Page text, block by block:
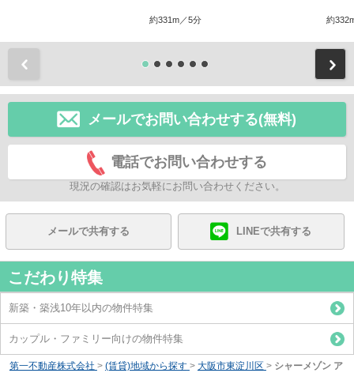
約331m／5分 約
メールでお問い合わせする(無料)
電話でお問い合わせする
現況の確認はお気軽にお問い合わせください。
メールで共有する LINEで共有する
こだわり特集
新築・築浅10年以内の物件特集
カップル・ファミリー向けの物件特集
第一不動産株式会社 > (賃貸)地域から探す > 大阪市東淀川区 > シャーメゾン ア